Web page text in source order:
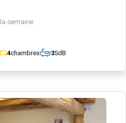
la semaine
4chambres 3SdB